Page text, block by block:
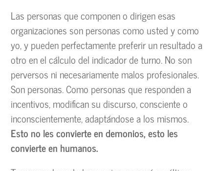
Las personas que componen o dirigen esas
organizaciones son personas como usted y como
yo, y pueden perfectamente preferir un resultado a
otro en el cálculo del indicador de turno. No son
perversos ni necesariamente malos profesionales.
Son personas. Como personas que responden a
incentivos, modifican su discurso, consciente o
inconscientemente, adaptándose a los mismos.
Esto no les convierte en demonios, esto les
convierte en humanos.